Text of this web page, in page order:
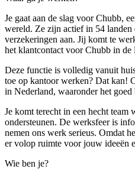
Je gaat aan de slag voor Chubb,
wereld. Ze zijn actief in 54 landen
verzekeringen aan. Jij komt te
het klantcontact voor Chubb in de
Deze functie is volledig vanuit
toe op kantoor werken? Dat kan!
in Nederland, waaronder het
Je komt terecht in een hecht team
ondersteunen. De werksfeer is
nemen ons werk serieus. Omdat
er volop ruimte voor jouw ideeën
Wie ben je?